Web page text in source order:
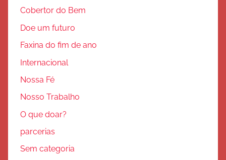
Cobertor do Bem
Doe um futuro
Faxina do fim de ano
Internacional
Nossa Fé
Nosso Trabalho
O que doar?
parcerias
Sem categoria